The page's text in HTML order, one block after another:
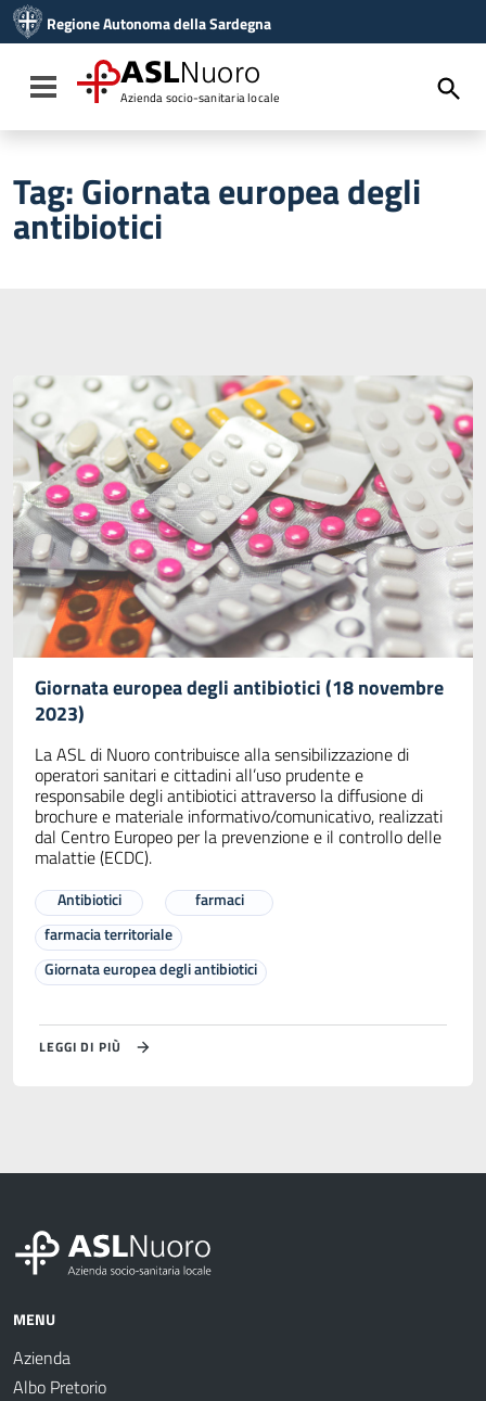
Vai al menu di navigazione
Vai al footer
Regione Autonoma della Sardegna
Toggle navigation
ASLNuoro
Azienda socio-sanitaria locale
Tag:Giornata europea degli
antibiotici
Giornata europea degli antibiotici (18 novembre
2023)
La ASL di Nuoro contribuisce alla sensibilizzazione di
operatori sanitari e cittadini all’uso prudente e
responsabile degli antibiotici attraverso la diffusione di
brochure e materiale informativo/comunicativo, realizzati
dal Centro Europeo per la prevenzione e il controllo delle
malattie (ECDC).
Antibiotici
farmaci
farmacia territoriale
Giornata europea degli antibiotici
LEGGI DI PIÙ
MENU
Azienda
Albo Pretorio